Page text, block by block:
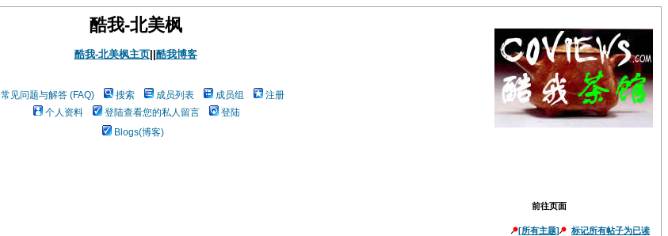
酷我-北美枫
酷我-北美枫主页|| 酷我博客
常见问题与解答 (FAQ) 搜索 成员列表 成员组
注册
个人资料
登陆查看您的私人留言
登陆
Blogs(博客)
前往页面
[所有主题] 标记所有帖子为已读